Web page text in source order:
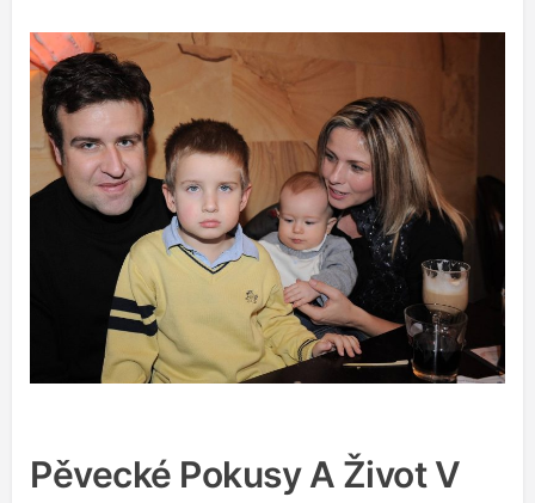
Pěvecké Pokusy A Život V